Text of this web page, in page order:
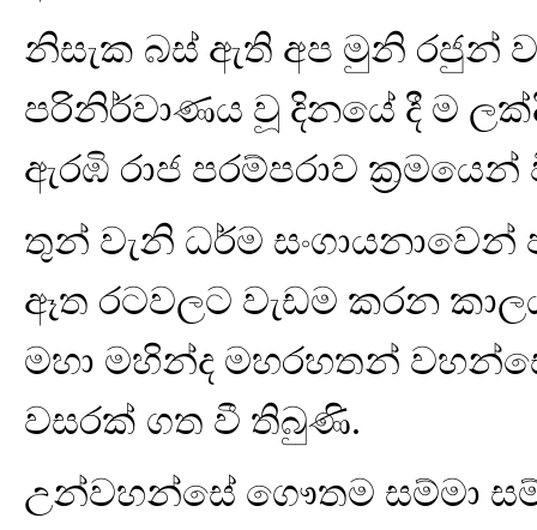
නිසැක බස් ඇති අප මුනි රජුන්
පරිනිර්වාණය වූ දිනයේ දී ම
ඇරඹි රාජ පරම්පරාව
තුන් වැනි ධර්ම
ඈත රටවලට වැඩම කරන
මහා මහින්ද මහරහතන්
වසරක් ගත වී තිබුණි.
උන්වහන්සේ ගෞතම සම්මා